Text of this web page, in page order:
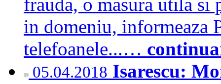
in domeniu, informeaza
telefoanele...…
05.04.2018 Isarescu: